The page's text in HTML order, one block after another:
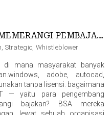
MEMERANGI KORUPSI & MEMERANGI PEMBAJAKAN CARANYA SAMA
, Strategic, Whistleblower
mana masyarakat banyak
adobe, autocad,
tanpa lisensi. bagaimana
— yaitu para pengembang
bajakan? BSA mereka